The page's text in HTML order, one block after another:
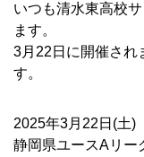
いつも清水東高校
ます。
3月22日に開催され
す。
2025年3月22日(土)
静岡県ユースAリー